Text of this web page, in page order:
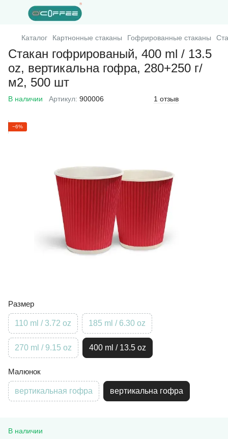
Каталог Картнонные стаканы Гофрированные стаканы
Стакан гофрированый, 400 ml / 13.5
oz, вертикальна гофра, 280+250 г/
м2, 500 шт
В наличии Артикул: 900006 1 отзыв
−6%
Размер
110 ml / 3.72 oz 185 ml / 6.30 oz
270 ml / 9.15 oz 400 ml / 13.5 oz
Малюнок
вертикальная гофра вертикальна гофра
В наличии